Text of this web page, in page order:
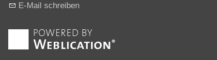
E-Mail schreiben